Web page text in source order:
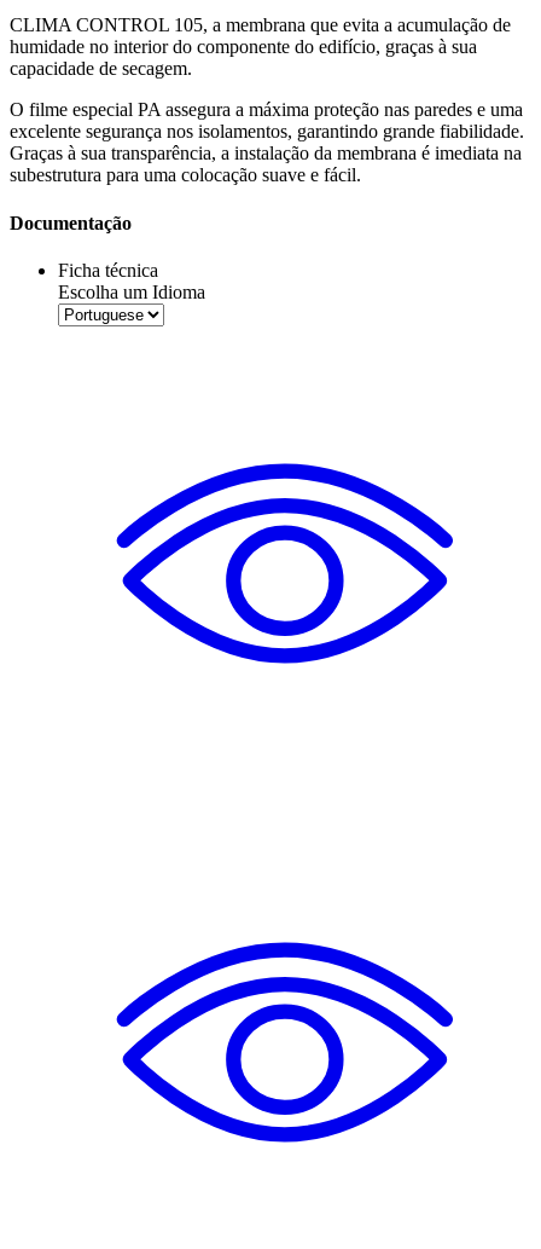
CLIMA CONTROL 105, a membrana que evita a acumulação de
humidade no interior do componente do edifício, graças à sua
capacidade de secagem.
O filme especial PA assegura a máxima proteção nas paredes e uma
excelente segurança nos isolamentos, garantindo grande fiabilidade.
Graças à sua transparência, a instalação da membrana é imediata na
subestrutura para uma colocação suave e fácil.
Documentação
Ficha técnica
Escolha um Idioma